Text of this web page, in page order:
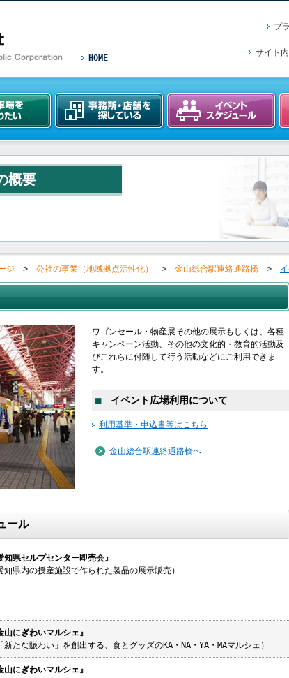
HOME
プ
サイト
概要
ジ > 公社の事業（地域拠点活性化） > 金山総合駅連絡通路橋 >
ワゴンセール・物産展その他の展示もしくは、各種
キャンペーン活動、その他の文化的・教育的活動及
びこれらに付随して行う活動などにご利用できま
す。
■イベント広場利用について
利用基準・申込書等はこちら
金山総合駅連絡通路橋へ
ール
知県セルプセンター即売会』
知県内の授産施設で作られた製品の展示販売）
山にぎわいマルシェ』
新たな賑わい」を創出する、食とグッズのKA・NA・YA・MAマルシェ）
山にぎわいマルシェ』